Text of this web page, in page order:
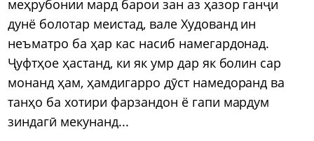
меҳрубонии мард барои зан аз ҳазор ганҷи
дунё болотар меистад, вале Худованд ин
неъматро ба ҳар кас насиб намегардонад.
Ҷуфтҳое ҳастанд, ки як умр дар як болин сар
монанд ҳам, ҳамдигарро дӯст намедоранд ва
танҳо ба хотири фарзандон ё гапи мардум
зиндагӣ мекунанд...